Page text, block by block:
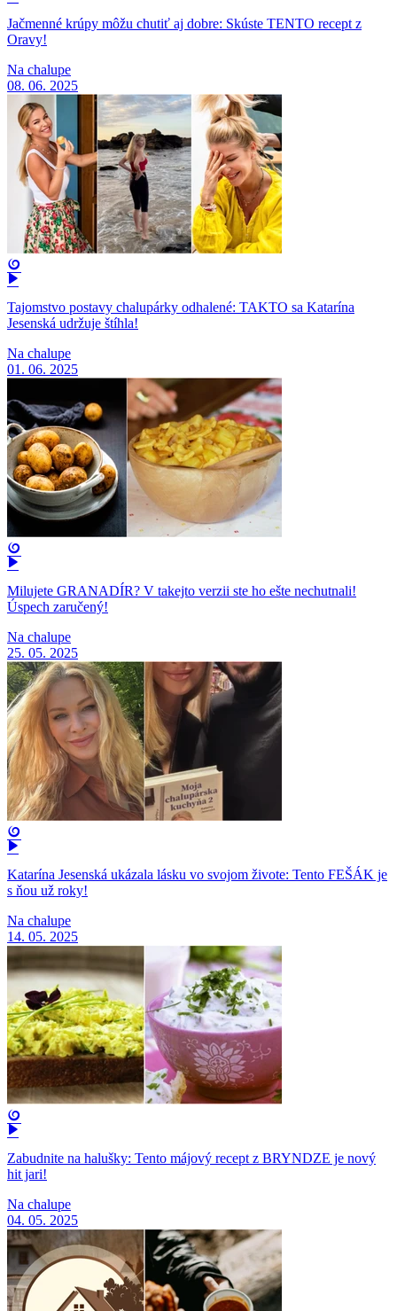
Jačmenné krúpy môžu chutiť aj dobre: Skúste TENTO recept z
Oravy!
Na chalupe
08. 06. 2025
Tajomstvo postavy chalupárky odhalené: TAKTO sa Katarína
Jesenská udržuje štíhla!
Na chalupe
01. 06. 2025
Milujete GRANADÍR? V takejto verzii ste ho ešte nechutnali!
Úspech zaručený!
Na chalupe
25. 05. 2025
Katarína Jesenská ukázala lásku vo svojom živote: Tento FEŠÁK je
s ňou už roky!
Na chalupe
14. 05. 2025
Zabudnite na halušky: Tento májový recept z BRYNDZE je nový
hit jari!
Na chalupe
04. 05. 2025